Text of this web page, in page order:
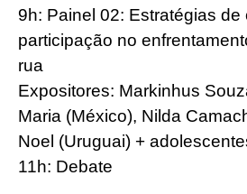
9h: Painel 02: Estratégias de
participação no
rua
Expositores: Markinhus
Maria (México), Nilda
Noel (Uruguai) +
11h: Debate